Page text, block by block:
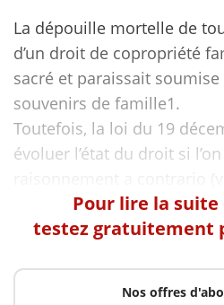
La dépouille mortelle de
d’un droit de copropriété
sacré et paraissait
souvenirs de famille1.
Toutefois, la loi du 19
évoluer l’état du droit si
Pour lire la
testez gratuitement
Nos offres